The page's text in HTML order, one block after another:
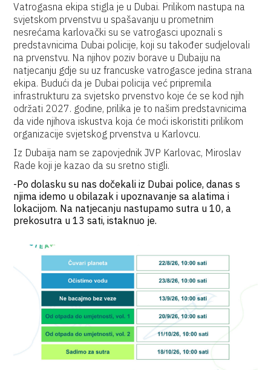
Vatrogasna ekipa stigla je u Dubai. Prilikom nastupa na
svjetskom prvenstvu u spašavanju u prometnim
nesrećama karlovački su se vatrogasci upoznali s
predstavnicima Dubai policije, koji su također sudjelovali
na prvenstvu. Na njihov poziv borave u Dubaiju na
natjecanju gdje su uz francuske vatrogasce jedina strana
ekipa. Budući da je Dubai policija već pripremila
infrastrukturu za svjetsko prvenstvo koje će se kod njih
održati 2027. godine, prilika je to našim predstavnicima
da vide njihova iskustva koja će moći iskoristiti prilikom
organizacije svjetskog prvenstva u Karlovcu.
Iz Dubaija nam se zapovjednik JVP Karlovac, Miroslav
Rade koji je kazao da su sretno stigli.
-Po dolasku su nas dočekali iz Dubai police, danas s
njima idemo u obilazak i upoznavanje sa alatima i
lokacijom. Na natjecanju nastupamo sutra u 10, a
prekosutra u 13 sati, istaknuo je.